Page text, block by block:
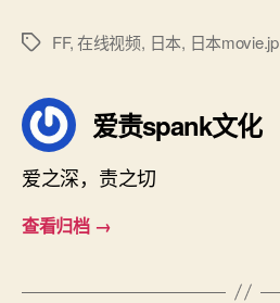
标
FF,在线视频, 日本, 日本movie.jp
爱责spank文化
爱之深，责之切
查看归档 →